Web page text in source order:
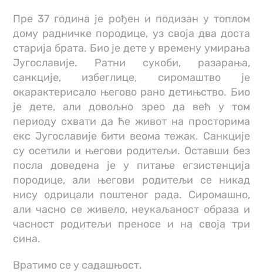
Пре 37 година је рођен и подизан у топлом
дому радничке породице, уз своја два доста
старија брата. Био је дете у времену умирања
Југославије. Ратни сукоби, разарања,
санкције, избеглице, сиромаштво је
окарактерисало његово рано детињство. Био
је дете, али довољно зрео да већ у том
периоду схвати да ће живот на просторима
екс Југославије бити веома тежак. Санкције
су осетили и његови родитељи. Оставши без
посла доведена је у питање егзистенција
породице, али његови родитељи се никад
нису одрицали поштеног рада. Сиромашно,
али часно се живело, неукаљаност образа и
часност родитељи преносе и на своја три
сина.
Вратимо се у садашњост.